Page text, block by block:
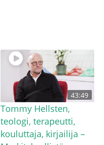
43:49
Tommy Hellsten,
teologi, terapeutti,
kouluttaja, kirjailija –